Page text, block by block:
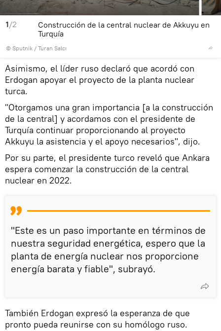
1/2
© Sputnik / Turan Salcı
Construcción de la central nuclear de Akkuyu en
Turquía
Asimismo, el líder ruso declaró que acordó con
Erdogan apoyar el proyecto de la planta nuclear
turca.
"Otorgamos una gran importancia [a la construcción
de la central] y acordamos con el presidente de
Turquía continuar proporcionando al proyecto
Akkuyu la asistencia y el apoyo necesarios", dijo.
Por su parte, el presidente turco reveló que Ankara
espera comenzar la construcción de la central
nuclear en 2022.
"Este es un paso importante en términos de
nuestra seguridad energética, espero que la
planta de energía nuclear nos proporcione
energía barata y fiable", subrayó.
También Erdogan expresó la esperanza de que
pronto pueda reunirse con su homólogo ruso.